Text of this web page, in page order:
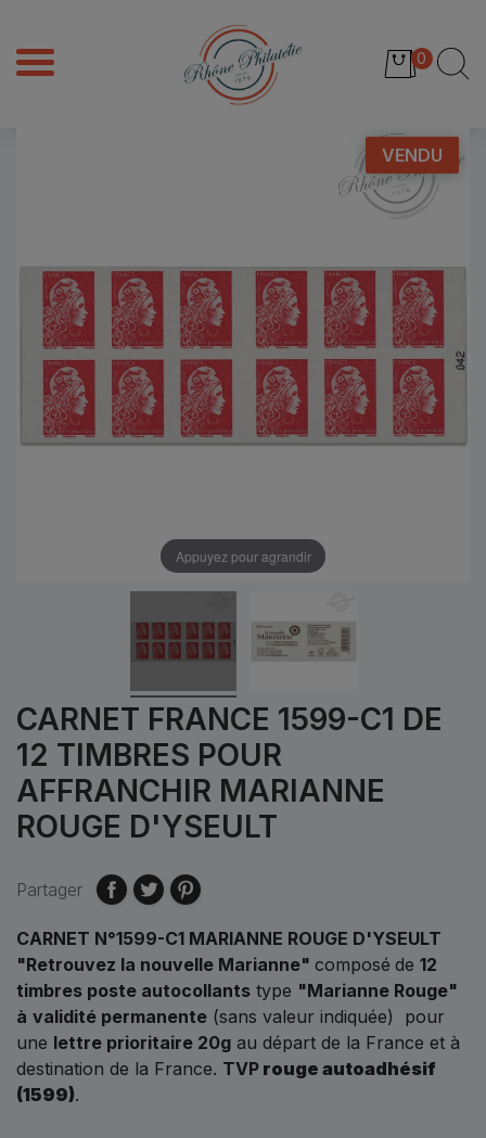
0
VENDU
Appuyez pour agrandir
CARNET FRANCE 1599-C1 DE
12 TIMBRES POUR
AFFRANCHIR MARIANNE
ROUGE D'YSEULT
Partager
CARNET N°1599-C1 MARIANNE ROUGE D'YSEULT
"Retrouvez la nouvelle Marianne" composé de 12
timbres poste autocollants type "Marianne Rouge"
à validité permanente (sans valeur indiquée) pour
une lettre prioritaire 20g au départ de la France et à
destination de la France. TVP rouge autoadhésif
(1599).